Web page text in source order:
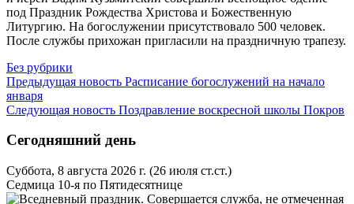
под Праздник Рождества Христова и Божественную
Литургию. На богослужении присутствовало 500 человек.
После службы прихожан пригласили на праздничную трапезу.
Без рубрики
Предыдущая новость Расписание богослужений на начало
января
Следующая новость Поздравление воскресной школы Покров
Сегодняшний день
Суббота, 8 августа 2026 г. (26 июля ст.ст.)
Седмица 10-я по Пятидесятнице